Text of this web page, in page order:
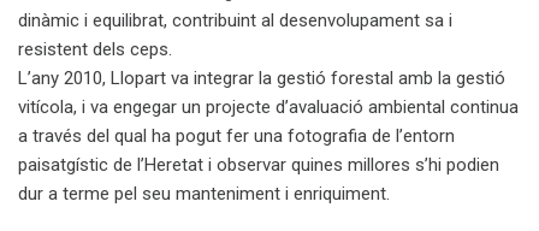
dinàmic i equilibrat, contribuint al desenvolupament sa i
resistent dels ceps.
L’any 2010, Llopart va integrar la gestió forestal amb la gestió
vitícola, i va engegar un projecte d’avaluació ambiental continua
a través del qual ha pogut fer una fotografia de l’entorn
paisatgístic de l’Heretat i observar quines millores s’hi podien
dur a terme pel seu manteniment i enriquiment.